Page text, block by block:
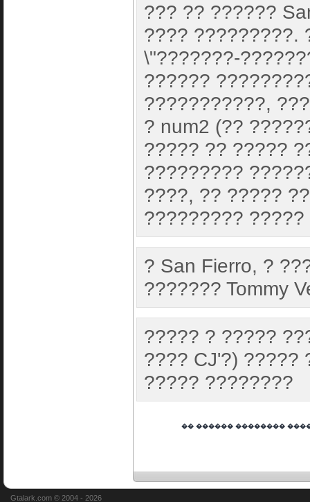
??? ?? ??????
???? ?????????.
\"???????-
??????
???????????,
? num2 (??
????? ?? ?????
?????????
????, ?? ?????
?????????
? San Fierro, ?
??????? Tommy
????? ? ?????
???? CJ'?) ?????
????? ????????
�� ������ ��������
Gtalark.com © 2004 - 2026